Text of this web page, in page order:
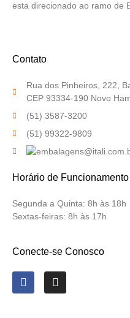
esta direcionado ao ramo de
Contato
Rua dos Pinheiros, 222,
CEP 93334-190 Novo
(51) 3587-3200
(51) 99322-9809
Horário de Funcionamento
Segunda a Quinta: 8h às 18h
Sextas-feiras: 8h às 17h
Conecte-se Conosco